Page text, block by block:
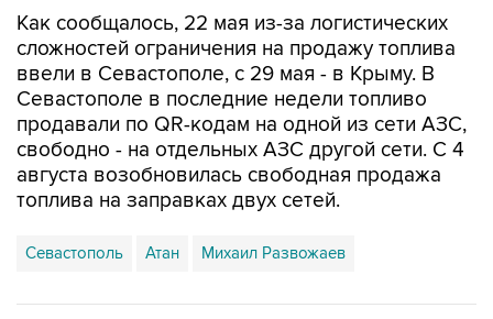
Как сообщалось, 22 мая из-за логистических
сложностей ограничения на продажу топлива
ввели в Севастополе, с 29 мая - в Крыму. В
Севастополе в последние недели топливо
продавали по QR-кодам на одной из сети АЗС,
свободно - на отдельных АЗС другой сети. С 4
августа возобновилась свободная продажа
топлива на заправках двух сетей.
Севастополь Атан Михаил Развожаев